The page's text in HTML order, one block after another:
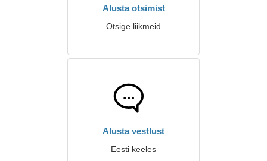
Alusta otsimist
Otsige liikmeid
Alusta vestlust
Eesti keeles